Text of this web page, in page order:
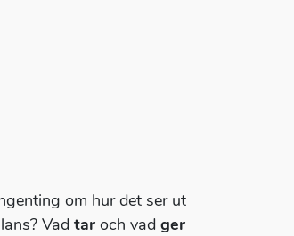
om hur det ser ut
Vad tar och vad ger